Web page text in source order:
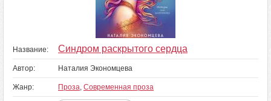
Название: Синдром раскрытого сердца
Автор: Наталия Экономцева
Жанр: Проза, Современная проза